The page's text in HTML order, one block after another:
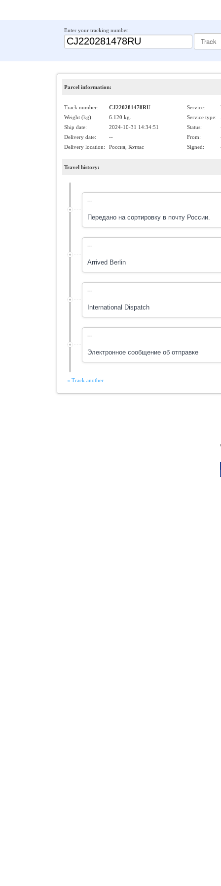
Enter your tracking number:
Parcel information:
Track number: CJ220281478RU Service:
Weight (kg):
6.120 kg. Service type:
Ship date:
2024-10-31 14:34:51 Status:
Delivery date:
-- From:
Delivery location:
Россия, Котлас Signed:
Travel history:
---
Передано на сортировку в почту России.
---
Arrived Berlin
---
International Dispatch
---
Электронное сообщение об отправке
« Track another